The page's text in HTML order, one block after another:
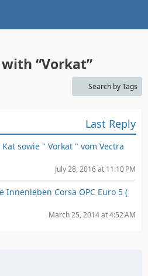
“Vorkat”
Search by Tags
Last Reply
sowie " Vorkat " vom Vectra
July 28, 2016 at 11:10 PM
Innenleben Corsa OPC Euro 5 (
March 25, 2014 at 4:52 AM